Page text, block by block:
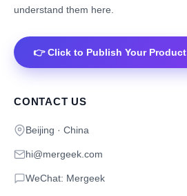
understand them here.
👉 Click to Publish Your Product
CONTACT US
Beijing · China
hi@mergeek.com
WeChat: Mergeek